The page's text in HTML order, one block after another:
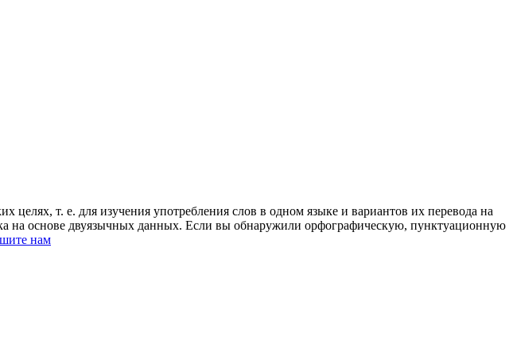
целях, т. е. для изучения употребления слов в одном языке и вариантов их перевода на
на основе двуязычных данных. Если вы обнаружили орфографическую, пунктуационную
нам